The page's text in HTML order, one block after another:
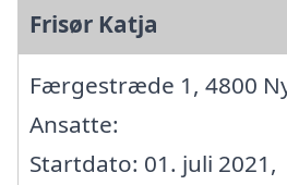
Frisør Katja
Færgestræde 1, 4800
Ansatte:
Startdato: 01. juli 2021,